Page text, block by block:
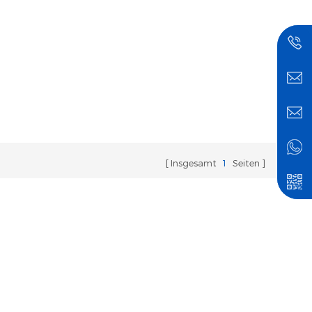
Insgesamt 1 Seiten